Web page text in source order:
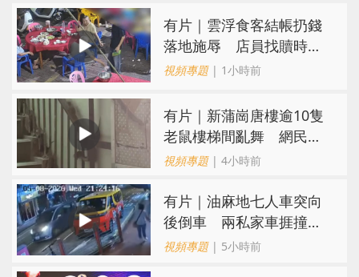
​有片｜雲浮食客結帳扔錢
落地施辱 店員找贖時還
施彼身獲老闆肯定
視頻專題| 1小時前
有片｜新蒲崗唐樓逾10隻
老鼠樓梯間亂舞 網民嚇
親：每次經過都要好大勇
視頻專題| 4小時前
有片｜油麻地七人車突向
後倒車 兩私家車捱撞
司機不顧而去
視頻專題| 5小時前